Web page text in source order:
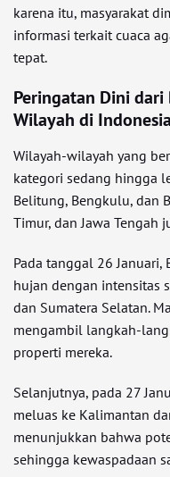
karena itu, masyarakat
informasi terkait cuaca
tepat.
Peringatan Dini dari
Wilayah di Indonesia
Wilayah-wilayah yang
kategori sedang hingga
Belitung, Bengkulu, dan
Timur, dan Jawa Tengah
Pada tanggal 26 Januari,
hujan dengan intensitas
dan Sumatera Selatan.
mengambil langkah-
properti mereka.
Selanjutnya, pada 27
meluas ke Kalimantan
menunjukkan bahwa
sehingga kewaspadaan